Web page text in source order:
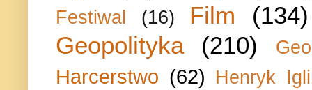
Festiwal (16) Film
(134)
Geopolityka
(210)
Harcerstwo (62) Henryk